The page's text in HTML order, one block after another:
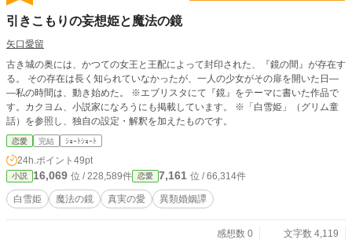
引きこもりの妄想姫と魔法の鏡
矢口愛留
古き城の奥には、かつての女王と王配によって封印された、『鏡の間』が存在す
る。 その存在は長く知られていなかったが、一人の少女がその扉を開いた日―
―私の時間は、動き始めた。 ※エブリスタにて『鏡』をテーマに書いた作品で
す。カクヨム、小説家になろうにも掲載しています。 ※「白雪姫」（グリム童
話）を参照し、独自の設定・解釈を加えたものです。
恋愛 完結 ｼｮｰﾄｼｮｰﾄ
24h.ポイント 49pt
小説 16,069 位 / 228,589件 恋愛 7,161 位 / 66,314件
白雪姫 魔法の鏡 真実の愛 異類婚姻譚
感想数 0
文字数 4,119